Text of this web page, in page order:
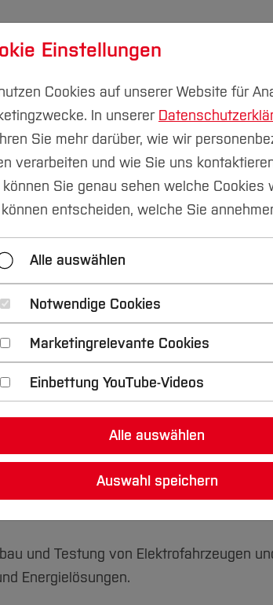
Forschung & Transfer
Institut für Elektromobilität
and Electromagnetics
Institut für Systemtechnik
und Testung von Elektrofahrzeugen
Energielösungen.
Einstellungen
Cookies auf unserer Website für
In unserer
Sie mehr darüber, wie wir
verarbeiten und wie Sie uns
können Sie genau sehen welche Cookies
entscheiden, welche Sie
Alle auswählen
Notwendige Cookies
Marketingrelevante Cookies
Einbettung YouTube-Videos
Alle auswählen
Auswahl speichern